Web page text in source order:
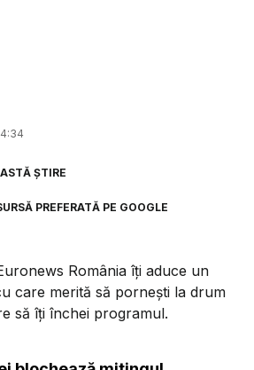
ȘTIRE
PREFERATĂ PE GOOGLE
România îți aduce un
care merită să pornești la drum
să îți închei programul.